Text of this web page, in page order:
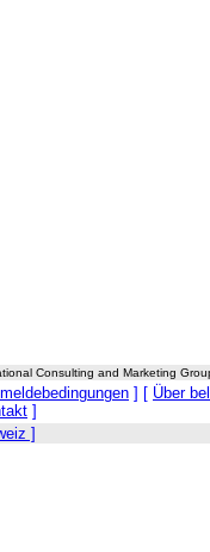
Consulting and Marketing
] [ Über
]
]